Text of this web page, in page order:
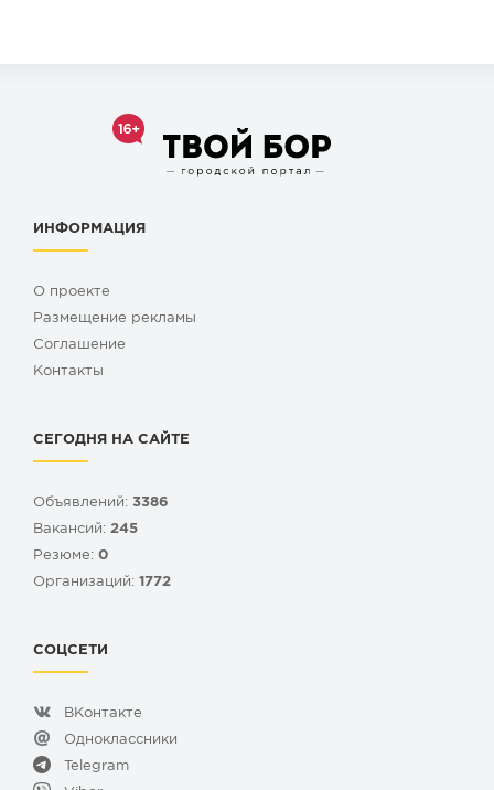
ИНФОРМАЦИЯ
О проекте
Размещение рекламы
Cоглашение
Контакты
СЕГОДНЯ НА САЙТЕ
Объявлений: 3386
Вакансий: 245
Резюме: 0
Организаций: 1772
СОЦСЕТИ
ВКонтакте
Одноклассники
Telegram